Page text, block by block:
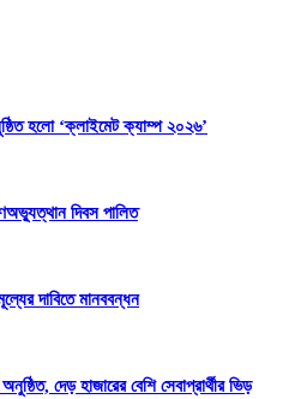
হলো ‘ক্লাইমেট ক্যাম্প ২০২৬’
দিবস পালিত
দাবিতে মানববন্ধন
দেড় হাজারের বেশি সেবাপ্রার্থীর ভিড়